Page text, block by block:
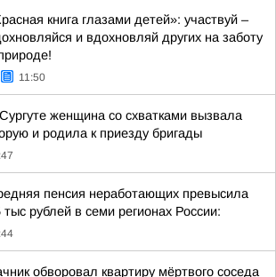
книга глазами детей»: участвуй –
и вдохновляй других на заботу
11:50
женщина со схватками вызвала
и родила к приезду бригады
пенсия неработающих превысила
тыс рублей в семи регионах России:
обворовал квартиру мёртвого соседа